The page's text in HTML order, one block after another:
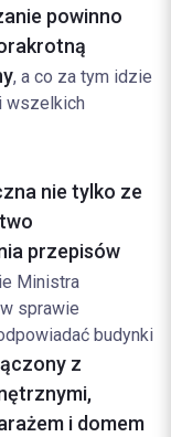
powinno
, a co za tym idzie
wszelkich
nie tylko ze
przepisów
Ministra
sprawie
budynki
z
i domem